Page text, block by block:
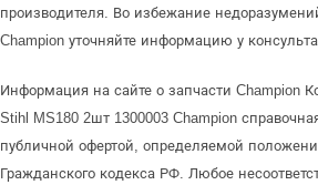
производителя. Во избежание
Champion уточняйте информацию у
Информация на сайте о запчасти Champion
Stihl MS180 2шт 1300003 Champion
публичной офертой, определяемой
Гражданского кодекса РФ. Любое